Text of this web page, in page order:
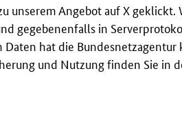
unserem Angebot auf X
gegebenenfalls in
Daten hat die
und Nutzung finden Sie in